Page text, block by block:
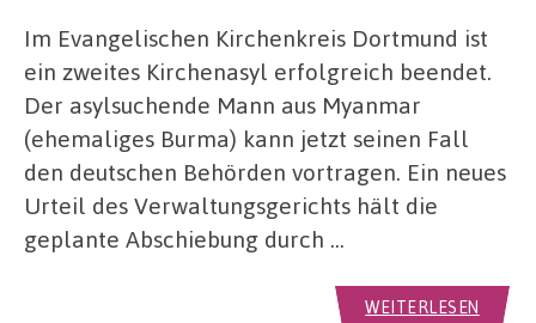
Im Evangelischen Kirchenkreis Dortmund ist
ein zweites Kirchenasyl erfolgreich beendet.
Der asylsuchende Mann aus Myanmar
(ehemaliges Burma) kann jetzt seinen Fall
den deutschen Behörden vortragen. Ein neues
Urteil des Verwaltungsgerichts hält die
geplante Abschiebung durch …
WEITERLESEN